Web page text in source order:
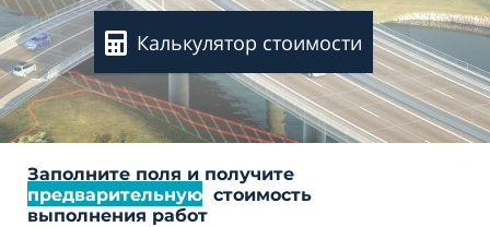
Калькулятор стоимости
Заполните поля и получите
предварительную стоимость
выполнения работ